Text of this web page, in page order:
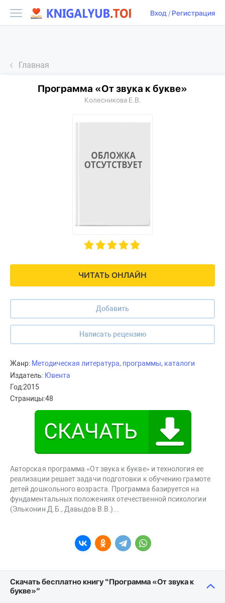
Вход/ Регистрация
Главная
ЧИТАТЬ ОНЛАЙН
Добавить
Написать рецензию
Программа «От звука к букве»
Колесникова Е.В.
Жанр: Методическая литература, программы, каталоги
Издатель: Ювента
Год:2015
Страницы:48
Авторская программа «От звука к букве» и технология ее
реализации решает задачи подготовки к обучению грамоте
детей дошкольного возраста. Программа базируется на
фундаментальных положениях отечественной психологии
(Эльконин Д.Б., Давыдов В.В.)...
Скачать бесплатно книгу “Программа «От звука к
букве»”